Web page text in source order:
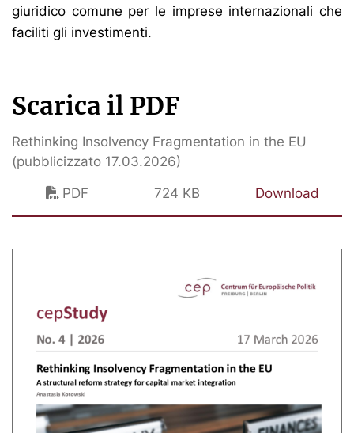
giuridico comune per le imprese internazionali che
faciliti gli investimenti.
Scarica il PDF
Rethinking Insolvency Fragmentation in the EU
(pubblicizzato 17.03.2026)
PDF
724 KB Download